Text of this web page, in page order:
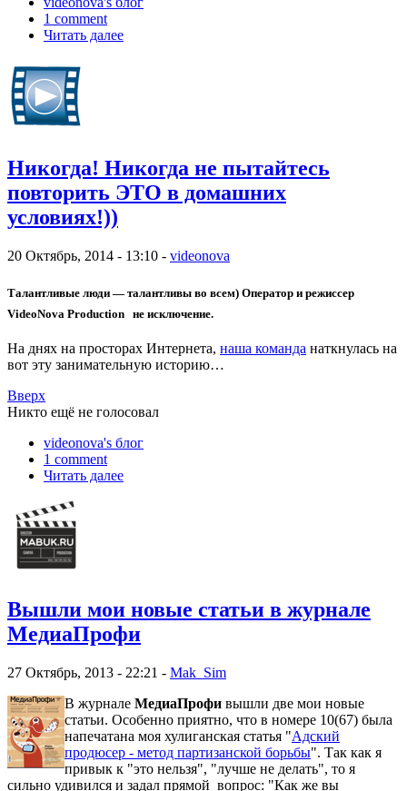
1 comment
Читать далее
Никогда! Никогда не пытайтесь
повторить ЭТО в домашних
условиях!))
20 Октябрь, 2014 - 13:10 - videonova
Талантливые люди — талантливы во всем) Оператор и режиссер
VideoNova Production не исключение.
На днях на просторах Интернета, наша команда наткнулась на
вот эту занимательную историю…
Вверх
Никто ещё не голосовал
videonova's блог
1 comment
Читать далее
Вышли мои новые статьи в журнале
МедиаПрофи
27 Октябрь, 2013 - 22:21 - Mak_Sim
В журнале МедиаПрофи вышли две мои новые
статьи. Особенно приятно, что в номере 10(67) была
напечатана моя хулиганская статья "Адский
продюсер - метод партизанской борьбы". Так как я
привык к "это нельзя", "лучше не делать", то я
сильно удивился и задал прямой вопрос: "Как же вы